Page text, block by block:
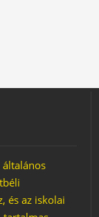
általános
és az iskolai